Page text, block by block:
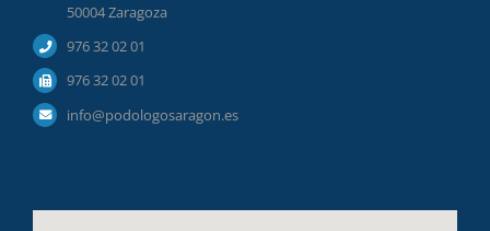
50004 Zaragoza
976 32 02 01
976 32 02 01
info@podologosaragon.es